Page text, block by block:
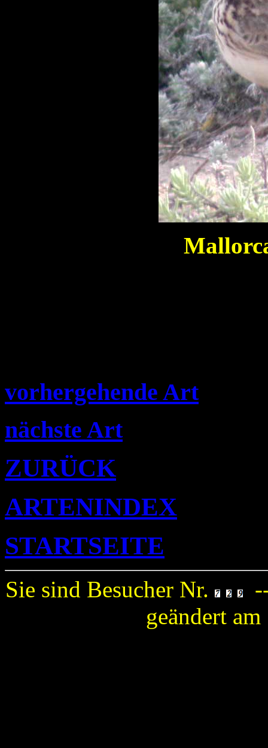
vorhergehende Art
nächste Art
ZURÜCK
ARTENINDEX
STARTSEITE
Sie sind Besucher Nr.
geändert